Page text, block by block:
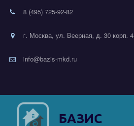
8 (495) 725-92-82
г. Москва, ул. Веерная, д. 30 корп. 4
info@bazis-mkd.ru
БАЗИС